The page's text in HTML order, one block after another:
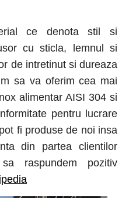
ce denota stil si
cu sticla, lemnul si
de intretinut si dureaza
sa va oferim cea mai
alimentar AISI 304 si
pentru lucrare
fi produse de noi insa
din partea clientilor
raspundem pozitiv